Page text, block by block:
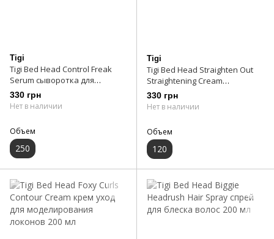
Tigi
Tigi Bed Head Control Freak
Serum cыворотка для
непослушных и кудрявых
волос 250 мл
330 грн
Нет в наличии
Объем
250
Tigi
Tigi Bed Head Straighten Out
Straightening Cream
термоактивный
выравнивающий крем 120 мл
330 грн
Нет в наличии
Объем
120